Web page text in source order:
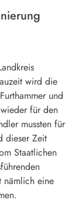
wird die
und
für den
mussten für
dieser Zeit
Staatlichen
nämlich eine